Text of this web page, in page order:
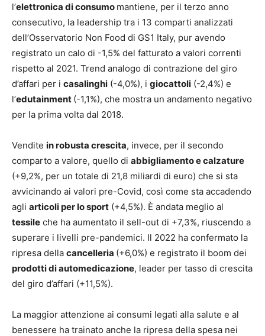
l’elettronica di consumo mantiene, per il terzo anno
consecutivo, la leadership tra i 13 comparti analizzati
dell’Osservatorio Non Food di GS1 Italy, pur avendo
registrato un calo di -1,5% del fatturato a valori correnti
rispetto al 2021. Trend analogo di contrazione del giro
d’affari per i casalinghi (-4,0%), i giocattoli (-2,4%) e
l’edutainment (-1,1%), che mostra un andamento negativo
per la prima volta dal 2018.
Vendite in robusta crescita, invece, per il secondo
comparto a valore, quello di abbigliamento e calzature
(+9,2%, per un totale di 21,8 miliardi di euro) che si sta
avvicinando ai valori pre-Covid, così come sta accadendo
agli articoli per lo sport (+4,5%). È andata meglio al
tessile che ha aumentato il sell-out di +7,3%, riuscendo a
superare i livelli pre-pandemici. Il 2022 ha confermato la
ripresa della cancelleria (+6,0%) e registrato il boom dei
prodotti di automedicazione, leader per tasso di crescita
del giro d’affari (+11,5%).
La maggior attenzione ai consumi legati alla salute e al
benessere ha trainato anche la ripresa della spesa nei